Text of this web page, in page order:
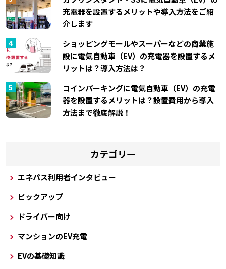
充電器を設置するメリットや導入方法をご紹
介します
ショッピングモールやスーパーなどの商業施
設に電気自動車（EV）の充電器を設置するメ
リットは？導入方法は？
コインパーキングに電気自動車（EV）の充電
器を設置するメリットは？設置費用から導入
方法まで徹底解説！
カテゴリー
エネパス利用者インタビュー
ピックアップ
ドライバー向け
マンションのEV充電
EVの基礎知識